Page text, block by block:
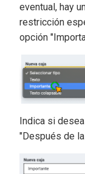
eventual, hay
restricción
opción
Indica si
"Después de